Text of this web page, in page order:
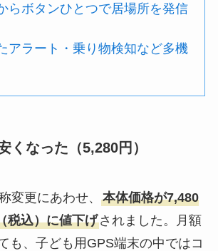
らボタンひとつで居場所を発信
アラート・乗り物検知など多機
なった（5,280円）
変更にあわせ、 本体価格が7,480
税込）に値下げされました。月額
も、子ども用GPS端末の中ではコ